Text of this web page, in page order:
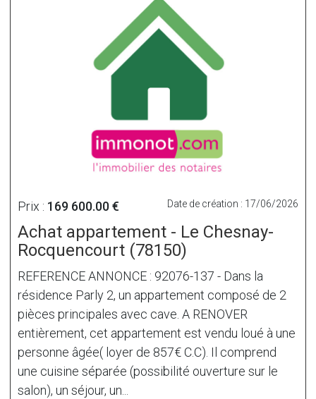
Prix : 169 600.00 € Date de création : 17/06/2026
Achat appartement - Le Chesnay-
Rocquencourt (78150)
REFERENCE ANNONCE : 92076-137 - Dans la
résidence Parly 2, un appartement composé de 2
pièces principales avec cave. A RENOVER
entièrement, cet appartement est vendu loué à une
personne âgée( loyer de 857€ C.C). Il comprend
une cuisine séparée (possibilité ouverture sur le
salon), un séjour, un...